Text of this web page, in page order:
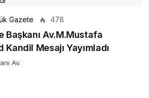
Gazete 478
Başkanı Av.M.Mustafa
Mesajı Yayımladı
Av.